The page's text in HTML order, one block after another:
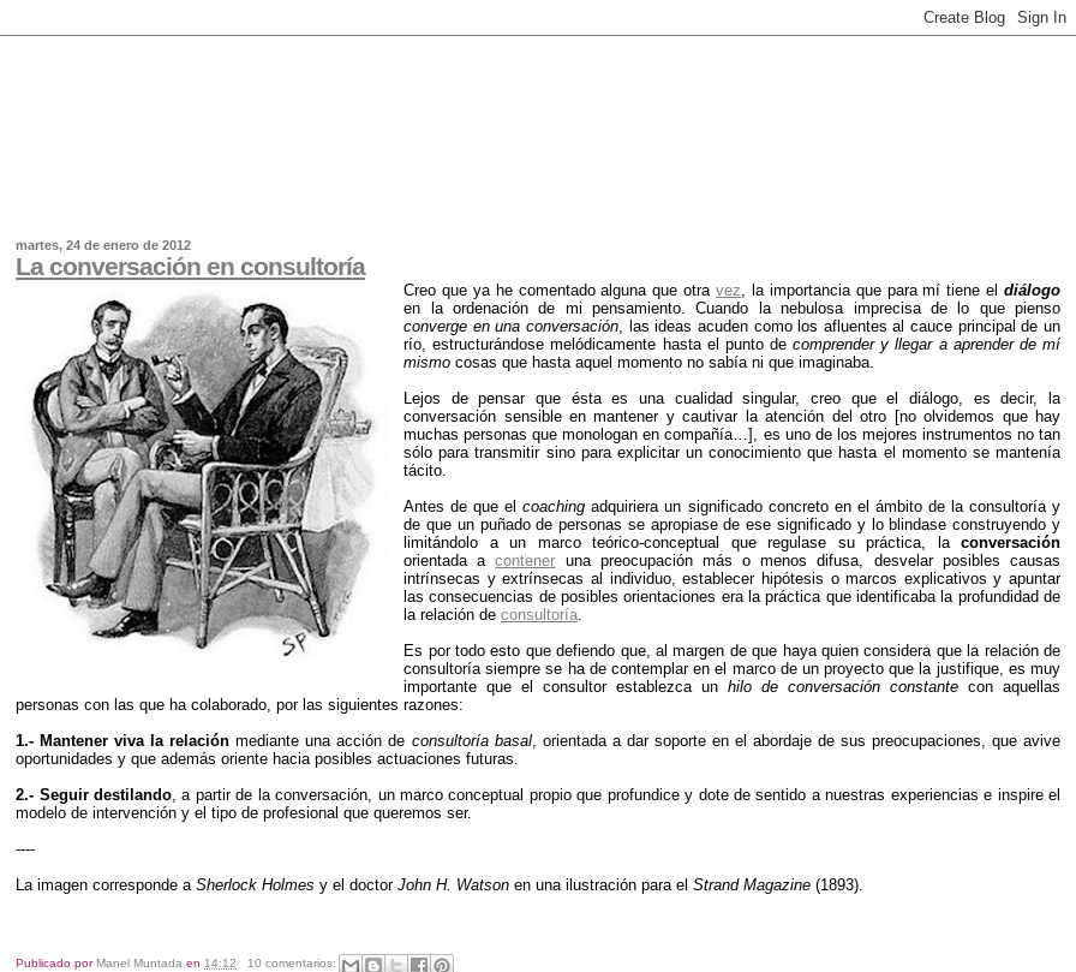
martes, 24 de enero de 2012
La conversación en consultoría
Creo que ya he comentado alguna que otravez, la importancia que para mí tiene el diálogo
en la ordenación de mi pensamiento. Cuando la nebulosa imprecisa de lo que pienso
converge en una conversación, las ideas acuden como los afluentes al cauce principal de un
río, estructurándose melódicamente hasta el punto decomprender y llegar a aprender de mí
mismo cosas que hasta aquel momento no sabía ni que imaginaba.
Lejos de pensar que ésta es una cualidad singular, creo que el diálogo, es decir, la
conversación sensible en mantener y cautivar la atención del otro [no olvidemos que hay
muchas personas que monologan en compañía…], es uno de los mejores instrumentos no tan
sólo para transmitir sino para explicitar un conocimiento que hasta el momento se mantenía
tácito.
Antes de que elcoaching adquiriera un significado concreto en el ámbito de la consultoría y
de que un puñado de personas se apropiase de ese significado y lo blindase construyendo y
limitándolo a un marco teórico-conceptual que regulase su práctica, la conversación
orientada acontener una preocupación más o menos difusa, desvelar posibles causas
intrínsecas y extrínsecas al individuo, establecer hipótesis o marcos explicativos y apuntar
las consecuencias de posibles orientaciones era la práctica que identificaba la profundidad de
la relación deconsultoría.
Es por todo esto que defiendo que, al margen de que haya quien considera que la relación de
consultoría siempre se ha de contemplar en el marco de un proyecto que la justifique, es muy
importante que el consultor establezca unhilo de conversación constante con aquellas
personas con las que ha colaborado, por las siguientes razones:
1.- Mantener viva la relación mediante una acción de consultoría basal, orientada a dar soporte en el abordaje de sus preocupaciones, que avive
oportunidades y que además oriente hacia posibles actuaciones futuras.
2.- Seguir destilando, a partir de la conversación, un marco conceptual propio que profundice y dote de sentido a nuestras experiencias e inspire el
modelo de intervención y el tipo de profesional que queremos ser.
----
La imagen corresponde aSherlock Holmes y el doctorJohn H. Watson en una ilustración para elStrand Magazine(1893).
Publicado por Manel Muntada en 14:12
10 comentarios: